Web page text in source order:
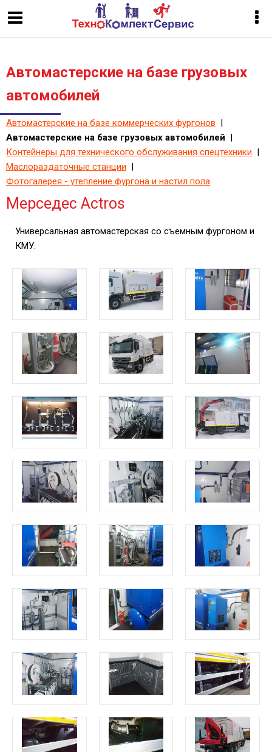
Автомастерские на базе грузовых
автомобилей
Автомастерские на базе коммерческих фургонов |
Автомастерские на базе грузовых автомобилей |
Контейнеры для технического обслуживания спецтехники |
Маслораздаточные станции |
Фотогалерея - утепление фургона и настил пола
Мерседес Actros
Универсальная автомастерская со съемным фургоном и
КМУ.